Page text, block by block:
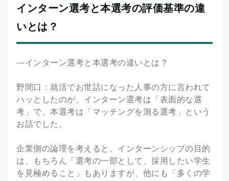
インターン選考と本選考の評価基準の違
いとは？
---インターン選考と本選考の違いとは？
野間口：就活でお世話になった人事の方に言われて
ハッとしたのが、インターン選考は「表面的な選
考」で、本選考は「マッチングを測る選考」という
お話でした。
企業側の論理を考えると、インターンシップの目的
は、もちろん「選考の一部として、採用したい学生
を見極めること」もありますが、他にも「多くの学